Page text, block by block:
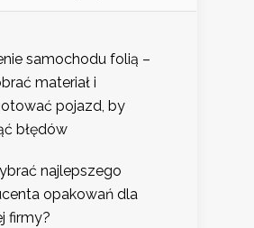
samochodu folią –
materiał i
pojazd, by
błędów
najlepszego
opakowań dla
firmy?